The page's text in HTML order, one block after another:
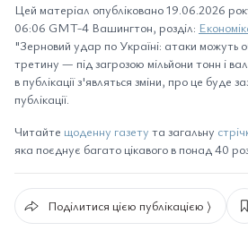
Цей матеріал опубліковано 19.06.2026
06:06 GMT-4 Вашингтон, розділ:
"Зерновий удар по Україні: атаки можуть
третину — під загрозою мільйони тонн і
в публікації з'являться зміни, про це буде
публікації.
Читайте щоденну газету та загальну
яка поєднує багато цікавого в понад 40
Поділитися цією публікацією ⟩